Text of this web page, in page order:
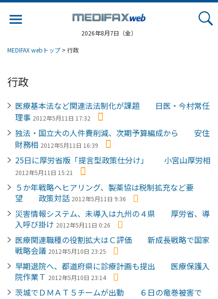
2026年8月7日（金）
MEDIFAX webトップ > 行政
行政
医療基本法など関連法法制化が課題 日医・今村常任
理事 2012年5月11日 17:32
独法・国立大の人件費削減、次期予算編成から 安住
財務相 2012年5月11日 16:39
25日に厚労省版「提言型政策仕分け」 小宮山厚労相
2012年5月11日 15:21
５か年戦略へヒアリング、製薬協は税制拡充など要
望 政策対話 2012年5月11日 9:36
災害情報システム、未導入は九州の４県 厚労省、導
入呼び掛け 2012年5月11日 0:26
医療関連職種の役割拡大はＣ評価 新成長戦略で国家
戦略会議 2012年5月10日 23:25
早期退院へ、都道府県に診療計画も提出 医療保護入
院作業Ｔ 2012年5月10日 23:14
茨城でＤＭＡＴ５チームが出動 ６日の竜巻被害で